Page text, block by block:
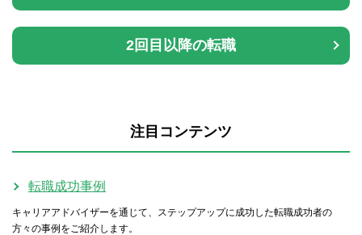
2回目以降の転職
注目コンテンツ
転職成功事例
キャリアアドバイザーを通じて、ステップアップに成功した転職成功者の
方々の事例をご紹介します。